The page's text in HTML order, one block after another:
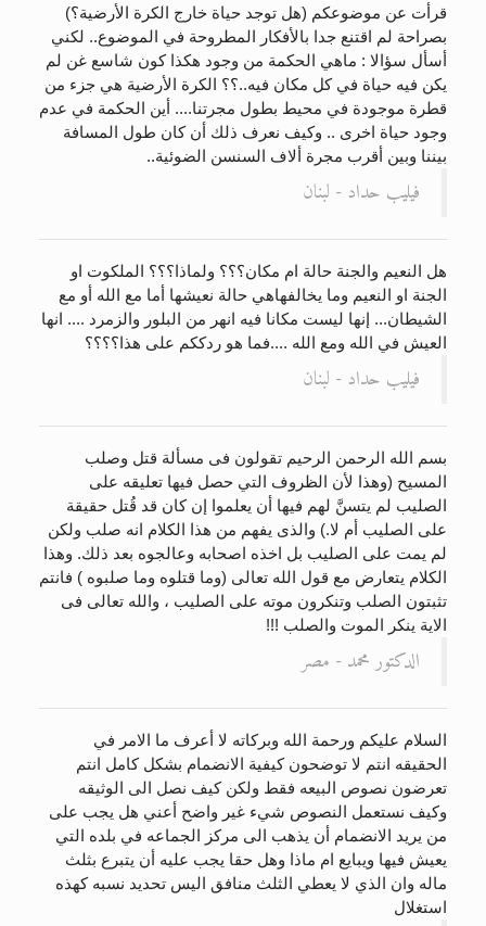
قرأت عن موضوعكم (هل توجد حياة خارج الكرة الأرضية؟)
بصراحة لم اقتنع جدا بالأفكار المطروحة في الموضوع.. لكني
أسأل سؤالا : ماهي الحكمة من وجود هكذا كون شاسع غن لم
يكن فيه حياة في كل مكان فيه..؟؟ الكرة الأرضية هي جزء من
قطرة موجودة في محيط بطول مجرتنا.... أين الحكمة في عدم
وجود حياة اخرى .. وكيف نعرف ذلك أن كان طول المسافة
بيننا وبين أقرب مجرة ألاف السنسن الضوئية..
فيليب حداد - لبنان
هل النعيم والجنة حالة ام مكان؟؟؟ ولماذا؟؟؟ الملكوت او
الجنة او النعيم وما يخالفهاهي حالة نعيشها أما مع الله أو مع
الشيطان... إنها ليست مكانا فيه انهر من البلور والزمرد .... انها
العيش في الله ومع الله ....فما هو ردككم على هذا؟؟؟؟
فيليب حداد - لبنان
بسم الله الرحمن الرحيم تقولون فى مسألة قتل وصلب
المسيح (وهذا لأن الظروف التي حصل فيها تعليقه على
الصليب لم يتسنَّ لهم فيها أن يعلموا إن كان قد قُتل حقيقة
على الصليب أم لا.) والذى يفهم من هذا الكلام انه صلب ولكن
لم يمت على الصليب بل اخذه اصحابه وعالجوه بعد ذلك. وهذا
الكلام يتعارض مع قول الله تعالى (وما قتلوه وما صلبوه ) فانتم
تثبتون الصلب وتنكرون موته على الصليب ، والله تعالى فى
الاية ينكر الموت والصلب !!!
الدكتور محمد - مصر
السلام عليكم ورحمة الله وبركاته لا أعرف ما الامر في
الحقيقه انتم لا توضحون كيفية الانضمام بشكل كامل انتم
تعرضون نصوص البيعه فقط ولكن كيف نصل الى الوثيقه
وكيف نستعمل النصوص شيء غير واضح أعني هل يجب على
من يريد الانضمام أن يذهب الى مركز الجماعه في بلده التي
يعيش فيها ويبايع ام ماذا وهل حقا يجب عليه أن يتبرع بثلث
ماله وان الذي لا يعطي الثلث منافق اليس تحديد نسبه كهذه
استغلال